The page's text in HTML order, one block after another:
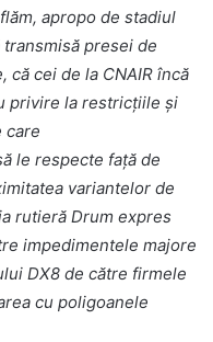
apropo de stadiul
presei de
cei de la CNAIR încă
privire la restricțiile și
care
le respecte față de
variantelor de
rutieră Drum expres
impedimentele majore
DX8 de către firmele
cu poligoanele